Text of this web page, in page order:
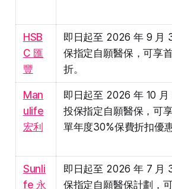
HSB
C 匯
豐
即日起至 2026 年 9 月
保指定自願醫保，可享
折。
Man
ulife
宏利
即日起至 2026 年 10 月
投保指定自願醫保，可
單年度30%保費折扣優惠
Sunli
fe 永
即日起至 2026 年 7 月
保指定自願醫保計劃，